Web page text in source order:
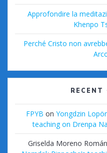
Approfondire la
Khenpo
Perché Cristo non
RECENT
FPYB on Yongdzin
teaching on Drenpa
Griselda Moreno Román